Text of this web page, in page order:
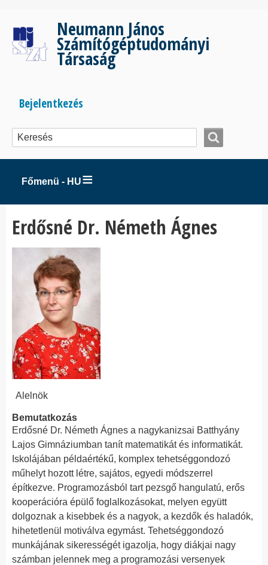
tartalomra
Neumann János
Számítógéptudományi
Társaság
Bejelentkezés
menüje
Bejelentkezés
Főmenü - HU
Erdősné Dr. Németh Ágnes
Alelnök
Bemutatkozás
Erdősné Dr. Németh Ágnes a nagykanizsai Batthyány
Lajos Gimnáziumban tanít matematikát és informatikát.
Iskolájában példaértékű, komplex tehetséggondozó
műhelyt hozott létre, sajátos, egyedi módszerrel
építkezve. Programozásból tart pezsgő hangulatú, erős
kooperációra épülő foglalkozásokat, melyen együtt
dolgoznak a kisebbek és a nagyok, a kezdők és haladók,
hihetetlenül motiválva egymást. Tehetséggondozó
munkájának sikerességét igazolja, hogy diákjai nagy
számban jelennek meg a programozási versenyek